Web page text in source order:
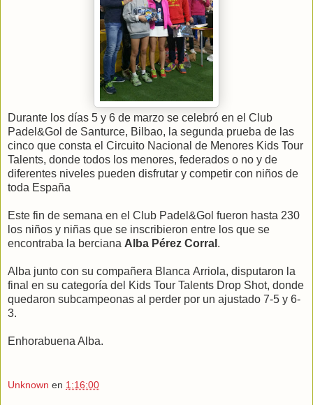
Durante los días 5 y 6 de marzo se celebró en el Club
Padel&Gol de Santurce, Bilbao, la segunda prueba de las
cinco que consta el Circuito Nacional de Menores Kids Tour
Talents, donde todos los menores, federados o no y de
diferentes niveles pueden disfrutar y competir con niños de
toda España
Este fin de semana en el Club Padel&Gol fueron hasta 230
los niños y niñas que se inscribieron entre los que se
encontraba la berciana Alba Pérez Corral .
Alba junto con su compañera Blanca Arriola, disputaron la
final en su categoría del Kids Tour Talents Drop Shot, donde
quedaron subcampeonas al perder por un ajustado 7-5 y 6-
3.
Enhorabuena Alba.
Unknown en 1:16:00